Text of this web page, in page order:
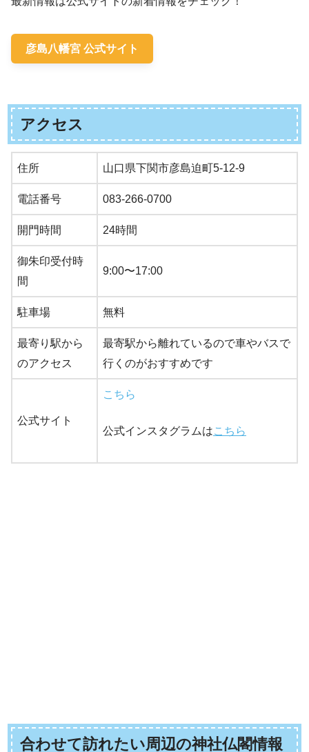
彦島八幡宮 公式サイト
アクセス
住所 山口県下関市彦島迫町5-12-9
電話番号 083-266-0700
開門時間 24時間
御朱印受付時
間
9:00〜17:00
駐車場 無料
最寄り駅から
のアクセス
最寄駅から離れているので車やバスで
行くのがおすすめです
公式サイト
こちら
公式インスタグラムはこちら
合わせて訪れたい周辺の神社仏閣情報